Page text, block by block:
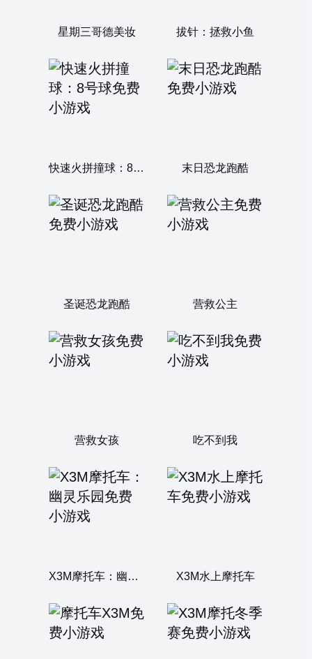
星期三哥德美妆 拔针：拯救小鱼
快速火拼撞球：8号球 末日恐龙跑酷
圣诞恐龙跑酷 营救公主
营救女孩 吃不到我
X3M摩托车：幽灵乐园 X3M水上摩托车